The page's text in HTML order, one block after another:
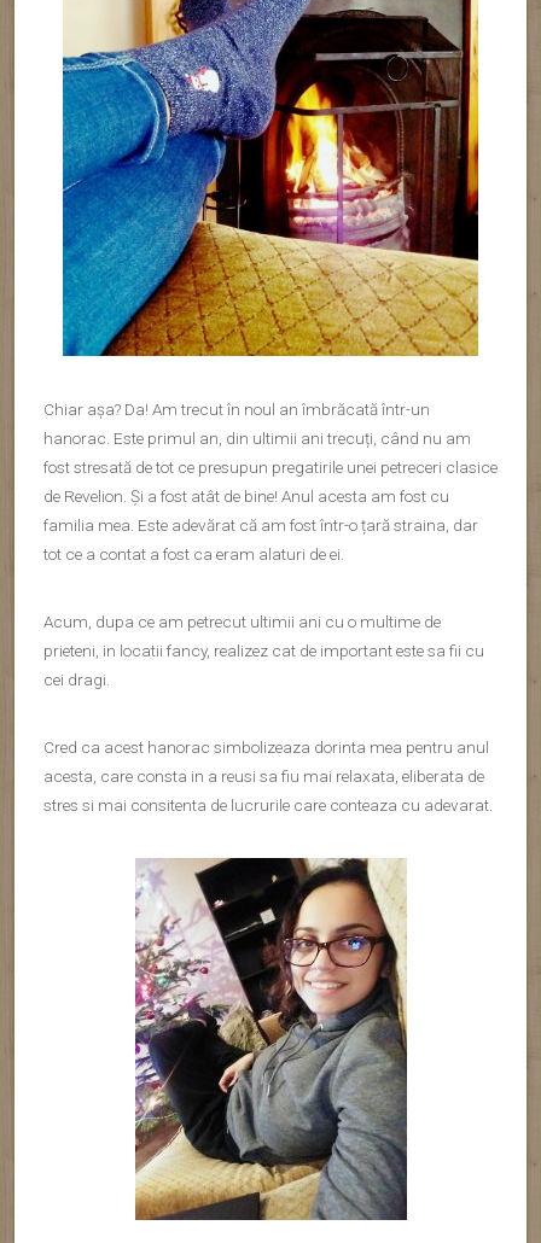
Chiar așa? Da! Am trecut în noul an îmbrăcată într-un
hanorac. Este primul an, din ultimii ani trecuți, când nu am
fost stresată de tot ce presupun pregatirile unei petreceri clasice
de Revelion. Și a fost atât de bine! Anul acesta am fost cu
familia mea. Este adevărat că am fost într-o țară straina, dar
tot ce a contat a fost ca eram alaturi de ei.
Acum, dupa ce am petrecut ultimii ani cu o multime de
prieteni, in locatii fancy, realizez cat de important este sa fii cu
cei dragi.
Cred ca acest hanorac simbolizeaza dorinta mea pentru anul
acesta, care consta in a reusi sa fiu mai relaxata, eliberata de
stres si mai consitenta de lucrurile care conteaza cu adevarat.